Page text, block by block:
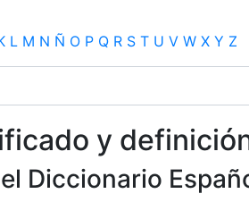
L M N Ñ O P Q R S T U V W X Y Z
y
Diccionario